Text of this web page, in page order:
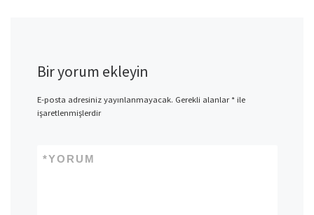
Bir yorum ekleyin
E-posta adresiniz yayınlanmayacak. Gerekli alanlar*ile
işaretlenmişlerdir
YORUM
*